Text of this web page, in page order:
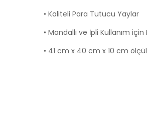
• Kaliteli Para Tutucu Yaylar
• Mandallı ve İpli Kullanım için
• 41 cm x 40 cm x 10 cm